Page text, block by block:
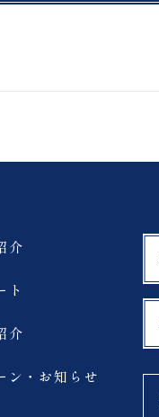
介
ト
介
ン・お知らせ